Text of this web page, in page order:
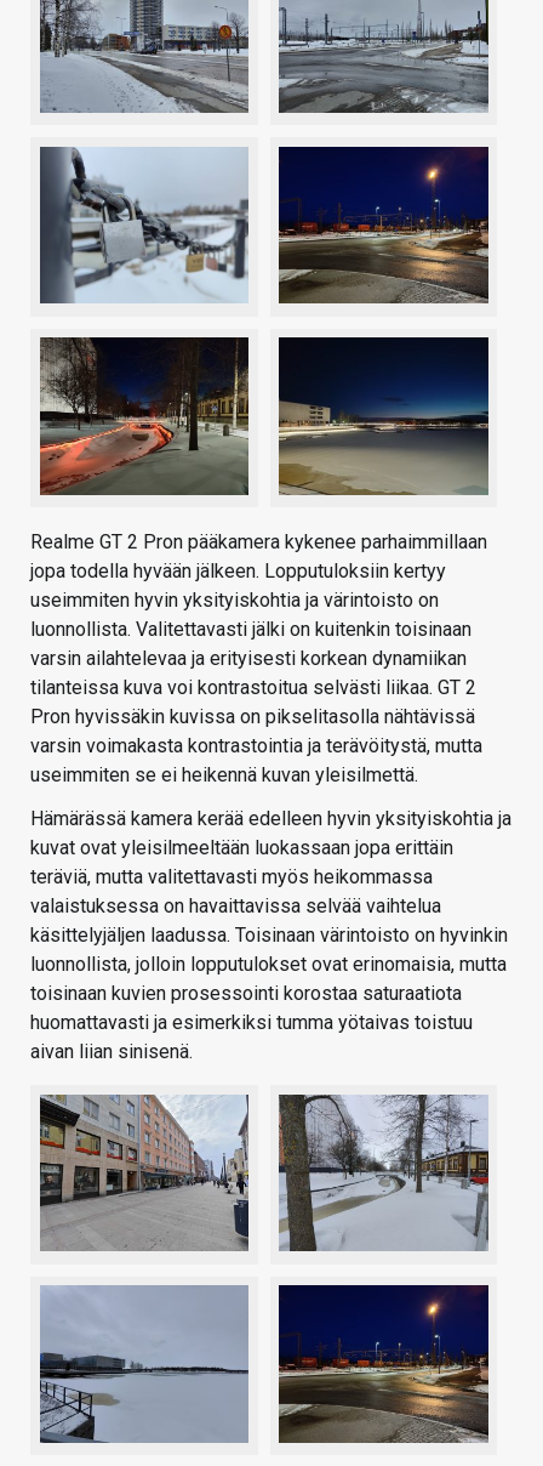
Realme GT 2 Pron pääkamera kykenee parhaimmillaan
jopa todella hyvään jälkeen. Lopputuloksiin kertyy
useimmiten hyvin yksityiskohtia ja värintoisto on
luonnollista. Valitettavasti jälki on kuitenkin toisinaan
varsin ailahtelevaa ja erityisesti korkean dynamiikan
tilanteissa kuva voi kontrastoitua selvästi liikaa. GT 2
Pron hyvissäkin kuvissa on pikselitasolla nähtävissä
varsin voimakasta kontrastointia ja terävöitystä, mutta
useimmiten se ei heikennä kuvan yleisilmettä.
Hämärässä kamera kerää edelleen hyvin yksityiskohtia ja
kuvat ovat yleisilmeeltään luokassaan jopa erittäin
teräviä, mutta valitettavasti myös heikommassa
valaistuksessa on havaittavissa selvää vaihtelua
käsittelyjäljen laadussa. Toisinaan värintoisto on hyvinkin
luonnollista, jolloin lopputulokset ovat erinomaisia, mutta
toisinaan kuvien prosessointi korostaa saturaatiota
huomattavasti ja esimerkiksi tumma yötaivas toistuu
aivan liian sinisenä.